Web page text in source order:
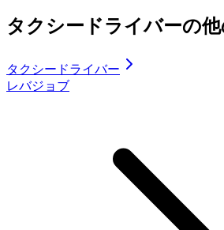
タクシードライバーの
タクシードライバー
レバジョブ